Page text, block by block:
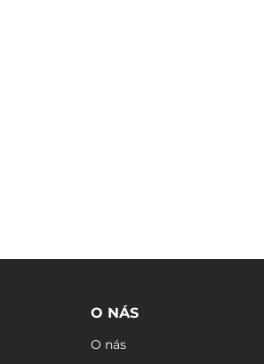
O NÁS
O nás